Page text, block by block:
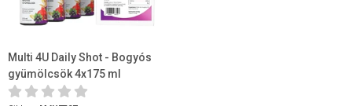
Multi 4U Daily Shot - Bogyós
gyümölcsök 4x175 ml